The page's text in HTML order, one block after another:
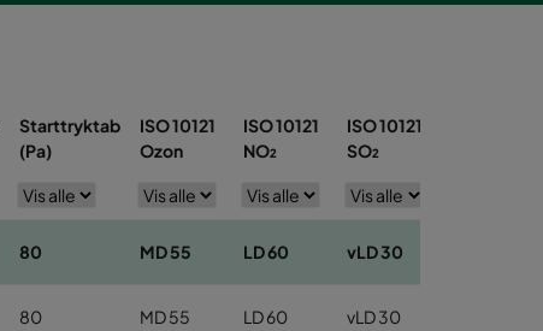
Starttryktab
(Pa)
ISO 10121
Ozon
ISO 10121
NO₂
ISO 10121
SO₂
80 MD 55 LD 60 vLD 30
80 MD 55 LD 60 vLD 30